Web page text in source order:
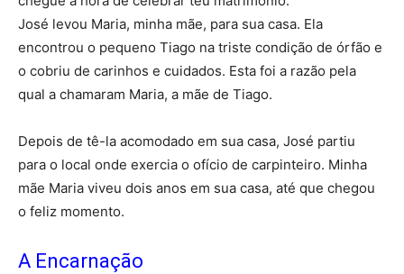
José levou Maria, minha mãe, para sua casa. Ela
encontrou o pequeno Tiago na triste condição de órfão e
o cobriu de carinhos e cuidados. Esta foi a razão pela
qual a chamaram Maria, a mãe de Tiago.
Depois de tê-la acomodado em sua casa, José partiu
para o local onde exercia o ofício de carpinteiro. Minha
mãe Maria viveu dois anos em sua casa, até que chegou
o feliz momento.
A Encarnação